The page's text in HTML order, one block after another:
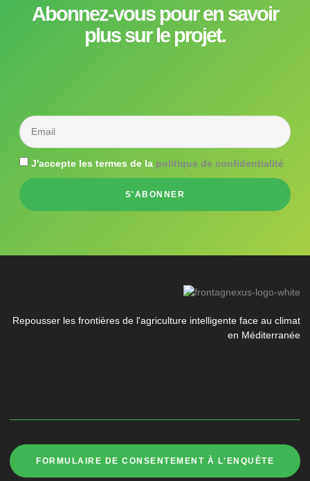
Abonnez-vous pour en savoir
plus sur le projet.
J'accepte les termes de la politique de confidentialité
S'ABONNER
Repousser les frontières de l'agriculture intelligente face au climat
en Méditerranée
FORMULAIRE DE CONSENTEMENT À L'ENQUÊTE